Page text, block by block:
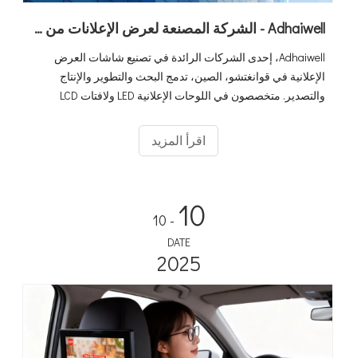
Adhaiwell - الشركة المصنعة لعرض الإعلانات من الموردين الصينيين
Adhaiwell، إحدى الشركات الرائدة في تصنيع شاشات العرض
الإعلانية في قوانغتشو، الصين، تدمج البحث والتطوير والإنتاج
والتصدير. متخصصون في اللوحات الإعلانية LED ولافتات LCD
الصين وعارضًا في معرض كانتون، فإننا نقدم جودة متميزة مع
تعاون مربح للجانبين للعملاء العالميين.
اقرأ المزيد
10
- 10
DATE
2025